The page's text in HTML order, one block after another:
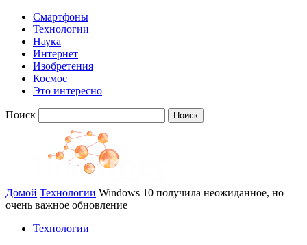
Смартфоны
Технологии
Наука
Интернет
Изобретения
Космос
Это интересно
Поиск
Домой Технологии Windows 10 получила неожиданное, но
очень важное обновление
Технологии